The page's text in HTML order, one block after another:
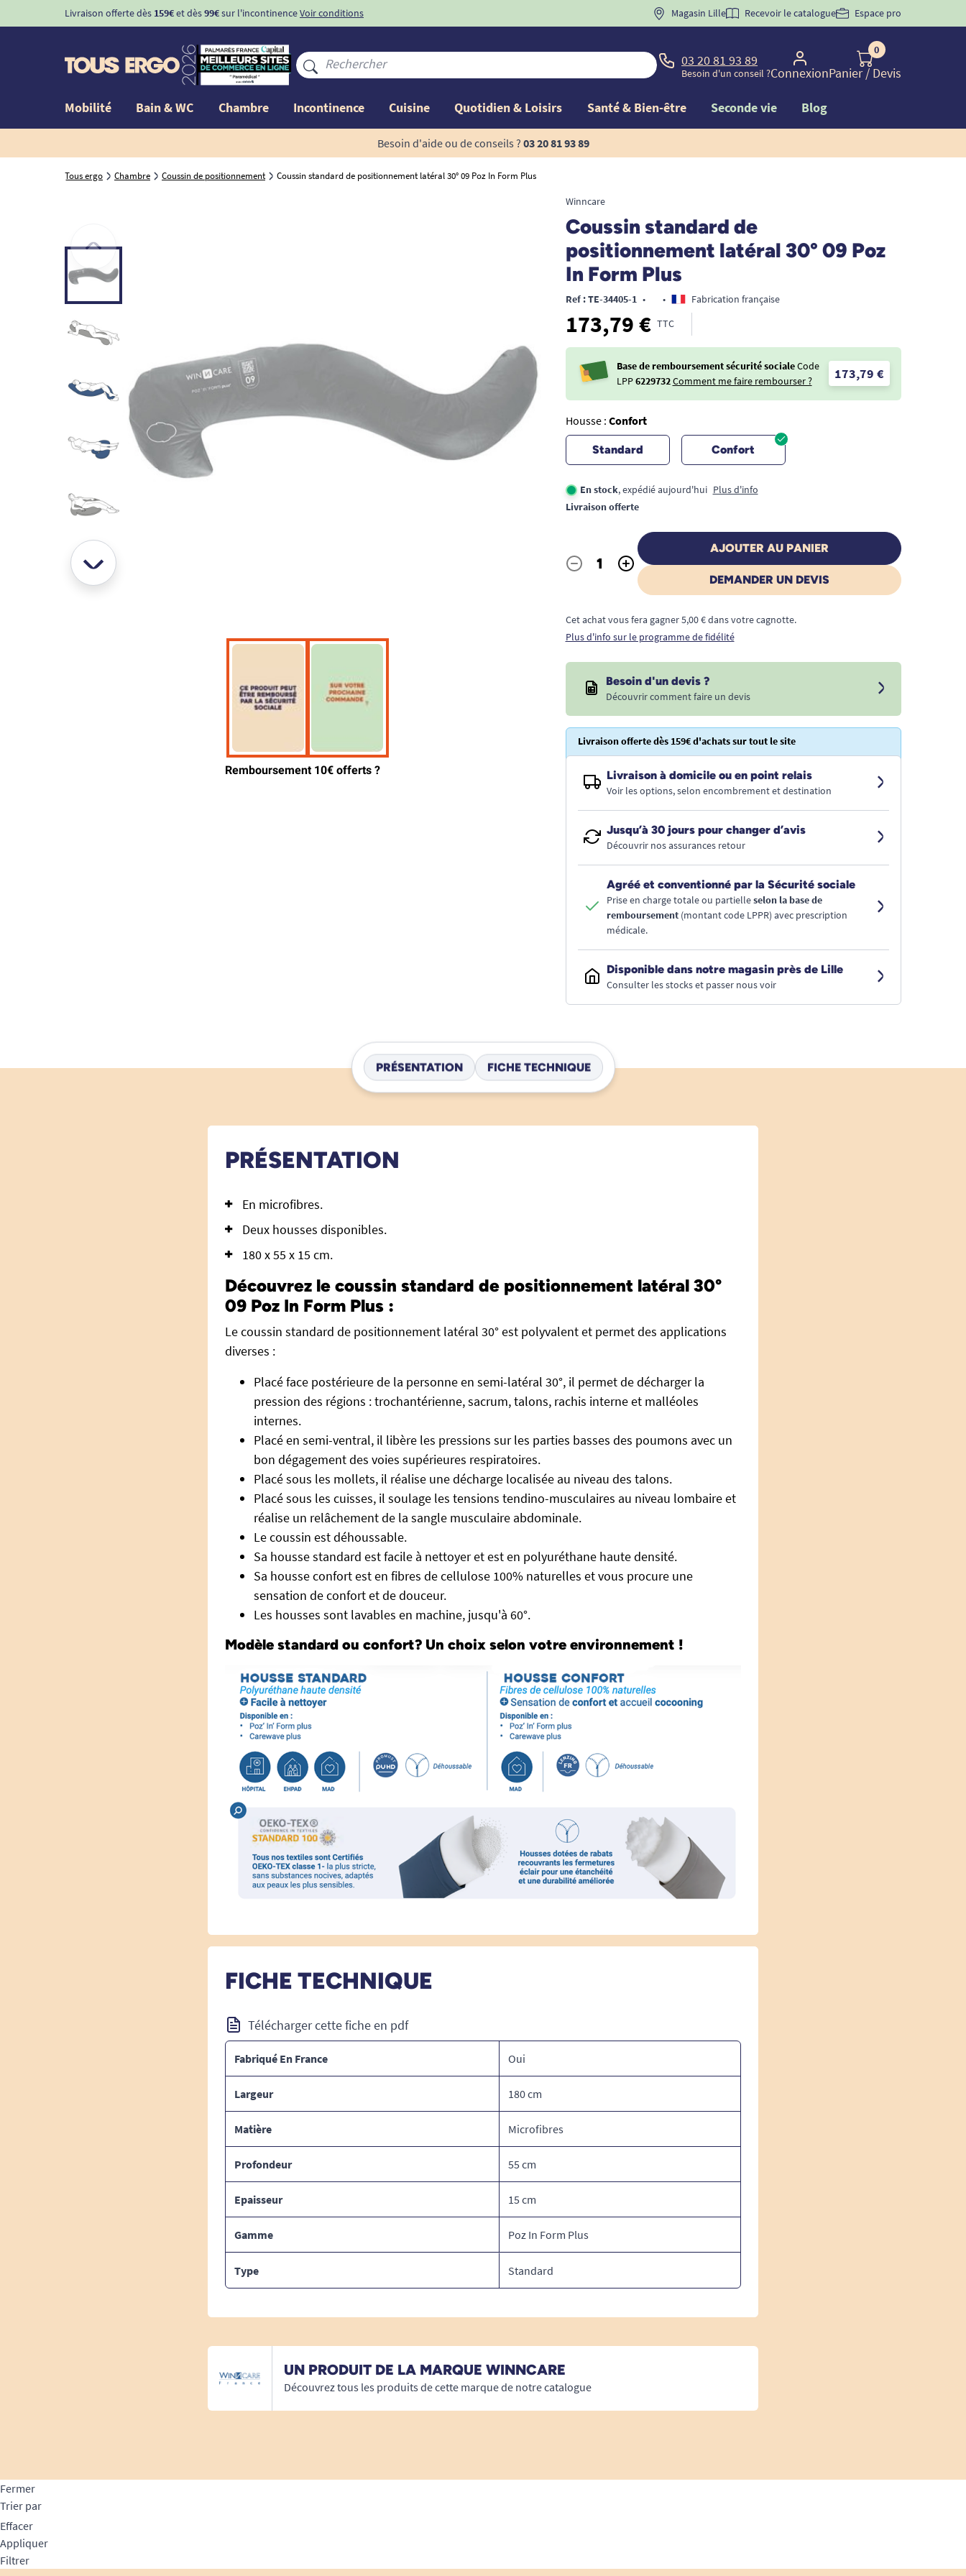
Livraison offerte dès 159€et dès99€sur l'incontinenceVoir conditions BIENVENUE" pourla 1ère commande d'incontinence
Magasin Lille Recevoir le catalogue Espace pro
03 20 81 93 89
Besoin d'un conseil ?Connexion
0
Panier/ Devis
Mobilité Bain & WC Chambre Incontinence Cuisine Quotidien & Loisirs Santé & Bien-être Seconde vie Blog
Besoin d'aide ou de conseils ? 03 20 81 93 89
Tous ergo Chambre Coussin de positionnement Coussin standard de positionnement latéral 30° 09 Poz In Form Plus
Winncare
Coussin standard de
positionnement latéral 30° 09 Poz
In Form Plus
Ref : TE-34405-1 • • Fabrication française
173,79 € TTC
Base de remboursement sécurité socialeCode
LPP6229732Comment me faire rembourser ? 173,79 €
Housse : Confort
Standard Confort
En stock, expédié aujourd'hui Plus d'info
Livraison offerte
Quantité
- +
AJOUTER AU PANIER
DEMANDER UN DEVIS
Cet achat vous fera gagner 5,00 € dans votre cagnotte.
Plus d'info sur le programme de fidélité
Besoin d'un devis ?
Découvrir comment faire un devis
Livraison offerte dès 159€ d'achats sur tout le site
Livraison à domicile ou en point relais
Voir les options, selon encombrement et destination
Jusqu’à 30 jours pour changer d’avis
Découvrir nos assurances retour
Agréé et conventionné par la Sécurité sociale
Prise en charge totale ou partielleselon la base de
remboursement (montant code LPPR) avec prescription
médicale.
Disponible dans notre magasin près de Lille
Consulter les stocks et passer nous voir
PRÉSENTATION FICHE TECHNIQUE
PRÉSENTATION
En microfibres.
Deux housses disponibles.
180 x 55 x 15 cm.
Découvrez le coussin standard de positionnement latéral 30°
09 Poz In Form Plus :
Le coussin standard de positionnement latéral 30° est polyvalent et permet des applications
diverses :
Placé face postérieure de la personne en semi-latéral 30°, il permet de décharger la
pression des régions : trochantérienne, sacrum, talons, rachis interne et malléoles
internes.
Placé en semi-ventral, il libère les pressions sur les parties basses des poumons avec un
bon dégagement des voies supérieures respiratoires.
Placé sous les mollets, il réalise une décharge localisée au niveau des talons.
Placé sous les cuisses, il soulage les tensions tendino-musculaires au niveau lombaire et
réalise un relâchement de la sangle musculaire abdominale.
Le coussin est déhoussable.
Sa housse standard est facile à nettoyer et est en polyuréthane haute densité.
Sa housse confort est en fibres de cellulose 100% naturelles et vous procure une
sensation de confort et de douceur.
Les housses sont lavables en machine, jusqu'à 60°.
Modèle standard ou confort? Un choix selon votre environnement !
FICHE TECHNIQUE
Télécharger cette fiche en pdf
Fabriqué En France Oui
Largeur 180 cm
Matière Microfibres
Profondeur 55 cm
Epaisseur 15 cm
Gamme Poz In Form Plus
Type Standard
UN PRODUIT DE LA MARQUE WINNCARE
Découvrez tous les produits de cette marque de notre catalogue
Fermer
Trier par
Effacer
Appliquer
Filtrer